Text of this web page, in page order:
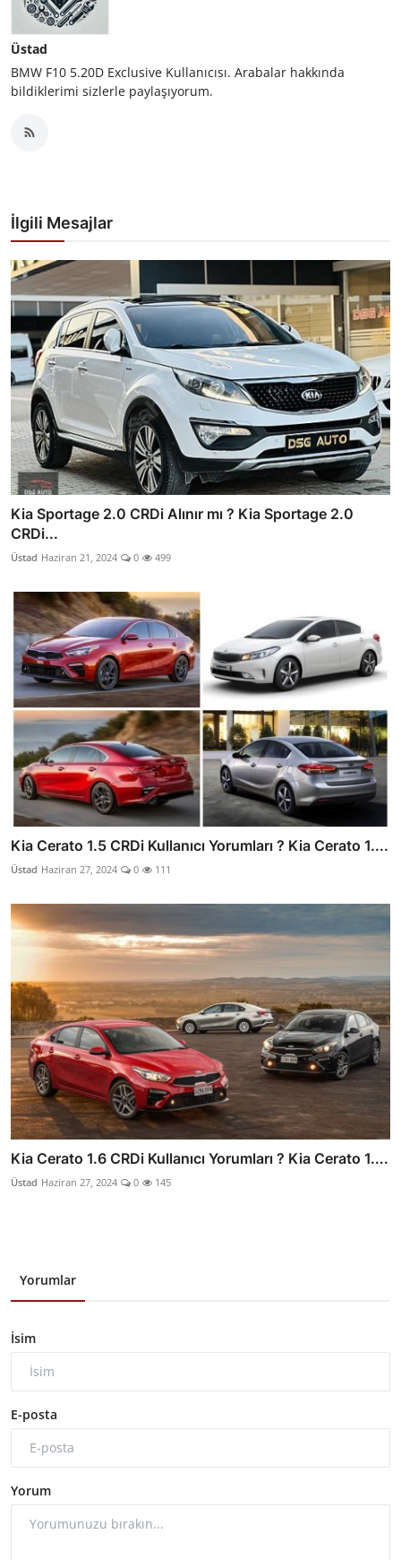
Üstad
BMW F10 5.20D Exclusive Kullanıcısı. Arabalar hakkında
bildiklerimi sizlerle paylaşıyorum.
İlgili Mesajlar
Kia Sportage 2.0 CRDi Alınır mı ? Kia Sportage 2.0
CRDi...
Üstad Haziran 21, 2024 0 499
Kia Cerato 1.5 CRDi Kullanıcı Yorumları ? Kia Cerato 1....
Üstad Haziran 27, 2024 0 111
Kia Cerato 1.6 CRDi Kullanıcı Yorumları ? Kia Cerato 1....
Üstad Haziran 27, 2024 0 145
Yorumlar
İsim
E-posta
Yorum